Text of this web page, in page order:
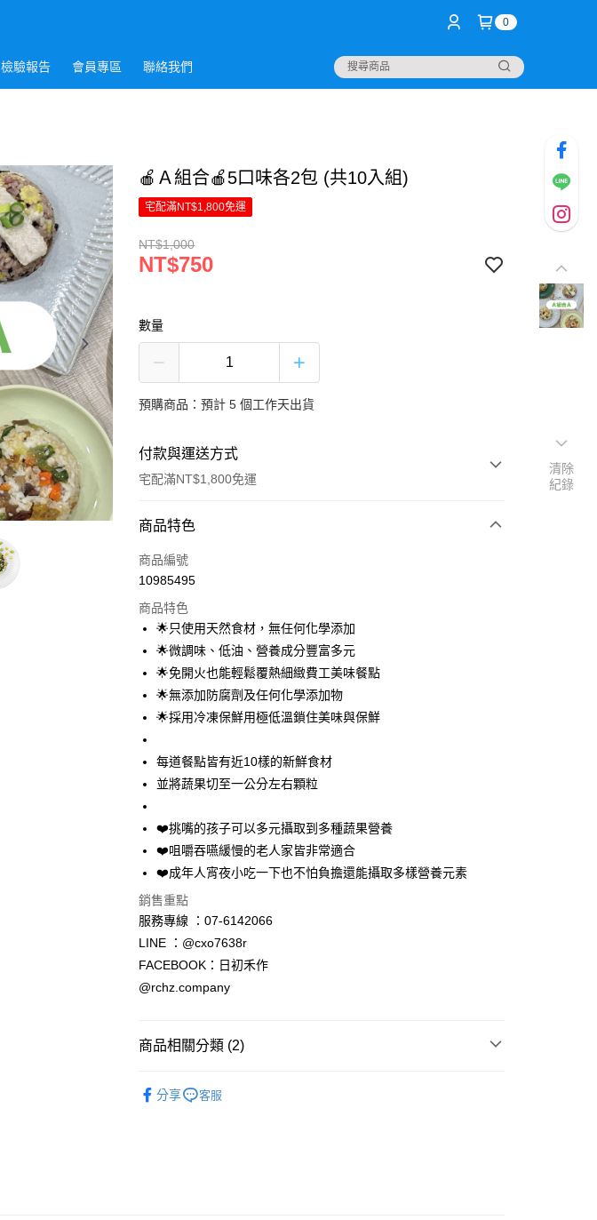
0
檢驗報告 會員專區 聯絡我們
🍎Ａ組合🍎5口味各2包 (共10入組)
宅配滿NT$1,800免運
NT$1,000
NT$750
數量
預購商品：預計 5 個工作天出貨
付款與運送方式
宅配滿NT$1,800免運
付款方式
信用卡一次付款
Apple Pay
悠遊付
Google Pay
ATM付款
運送方式
黑貓宅急便 冷凍
每筆NT$170，滿NT$1,800(含以上)免運費
離島 黑貓冷凍
每筆NT$360，滿NT$3,000(含以上)免運費
商品特色
商品編號
10985495
商品特色
🌟只使用天然食材，無任何化學添加
🌟微調味、低油、營養成分豐富多元
🌟免開火也能輕鬆覆熱細緻費工美味餐點
🌟無添加防腐劑及任何化學添加物
🌟採用冷凍保鮮用極低溫鎖住美味與保鮮
每道餐點皆有近10樣的新鮮食材
並將蔬果切至一公分左右顆粒
❤️挑嘴的孩子可以多元攝取到多種蔬果營養
❤️咀嚼吞嚥緩慢的老人家皆非常適合
❤️成年人宵夜小吃一下也不怕負擔還能攝取多樣營養元素
銷售重點
服務專線 ：07-6142066
LINE ：@cxo7638r
FACEBOOK：日初禾作
@rchz.company
商品相關分類 (2)
分享 客服
清除
紀錄